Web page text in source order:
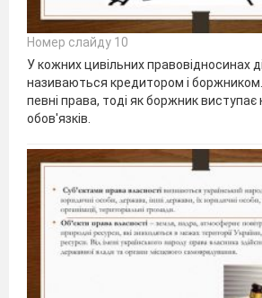
Номер слайду 10
У кожних цивільних правовідносинах
називаються кредитором і
певні права, тоді як боржник виступає
обов'язків.